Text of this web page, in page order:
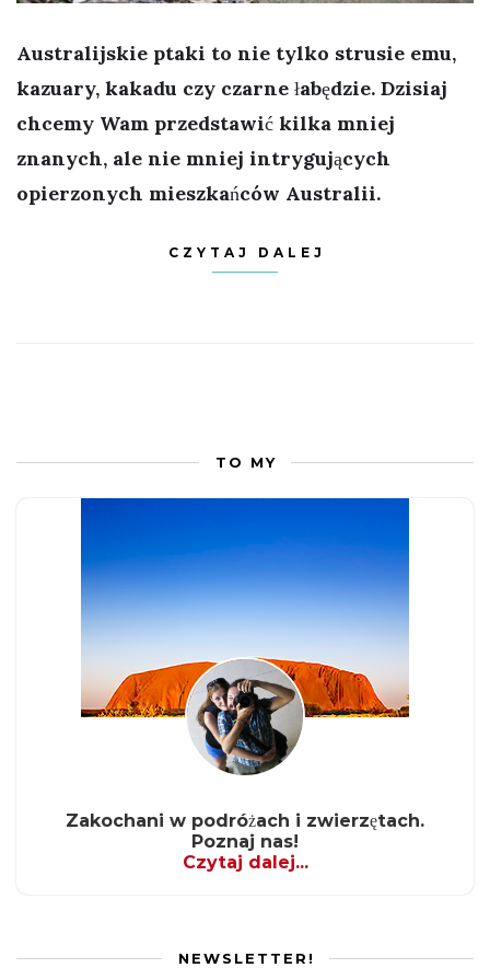
Australijskie ptaki to nie tylko strusie emu,
kazuary, kakadu czy czarne łabędzie. Dzisiaj
chcemy Wam przedstawić kilka mniej
znanych, ale nie mniej intrygujących
opierzonych mieszkańców Australii.
CZYTAJ DALEJ
TO MY
Zakochani w podróżach i zwierzętach.
Poznaj nas!
Czytaj dalej...
NEWSLETTER!